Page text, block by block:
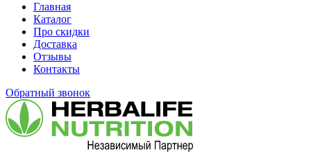
Главная
Каталог
Про скидки
Доставка
Отзывы
Контакты
Обратный звонок